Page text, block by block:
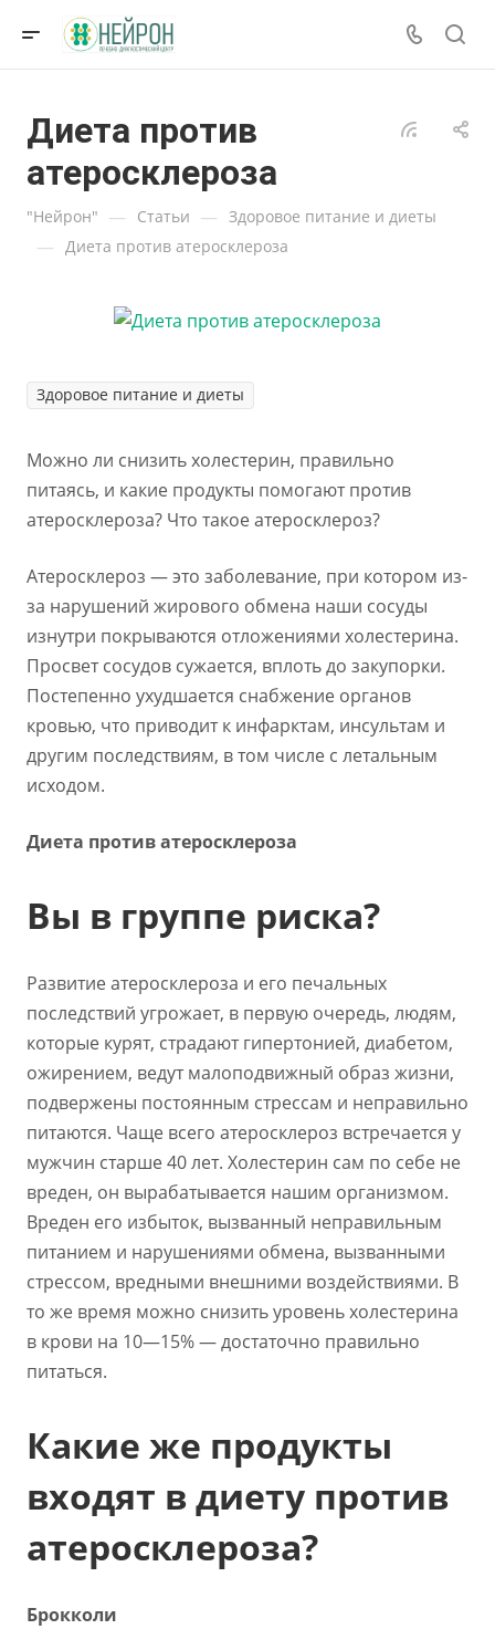
Диета против
атеросклероза
"Нейрон" — Статьи — Здоровое питание и диеты
— Диета против атеросклероза
Здоровое питание и диеты
Можно ли снизить холестерин, правильно
питаясь, и какие продукты помогают против
атеросклероза? Что такое атеросклероз?
Атеросклероз — это заболевание, при котором из-
за нарушений жирового обмена наши сосуды
изнутри покрываются отложениями холестерина.
Просвет сосудов сужается, вплоть до закупорки.
Постепенно ухудшается снабжение органов
кровью, что приводит к инфарктам, инсультам и
другим последствиям, в том числе с летальным
исходом.
Диета против атеросклероза
Вы в группе риска?
Развитие атеросклероза и его печальных
последствий угрожает, в первую очередь, людям,
которые курят, страдают гипертонией, диабетом,
ожирением, ведут малоподвижный образ жизни,
подвержены постоянным стрессам и неправильно
питаются. Чаще всего атеросклероз встречается у
мужчин старше 40 лет. Холестерин сам по себе не
вреден, он вырабатывается нашим организмом.
Вреден его избыток, вызванный неправильным
питанием и нарушениями обмена, вызванными
стрессом, вредными внешними воздействиями. В
то же время можно снизить уровень холестерина
в крови на 10—15% — достаточно правильно
питаться.
Какие же продукты
входят в диету против
атеросклероза?
Брокколи